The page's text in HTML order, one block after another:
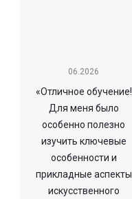
06.2026
«Отличное обучение!
Для меня было
особенно полезно
изучить ключевые
особенности и
прикладные аспекты
искусственного